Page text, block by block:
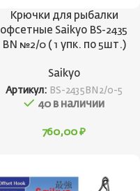
Крючки для рыбалки
офсетные Saikyo BS-2435
BN №2/0 ( 1 упк. по 5шт.)
Saikyo
Артикул: BS-2435BN2/0-5
40 в наличии
760,00 ₽